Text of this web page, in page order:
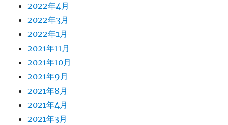
2022年4月
2022年3月
2022年1月
2021年11月
2021年10月
2021年9月
2021年8月
2021年4月
2021年3月